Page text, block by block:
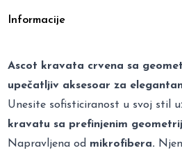
Informacije
Ascot kravata crvena sa
upečatljiv aksesoar za
Unesite sofisticiranost u svoj stil
kravatu sa prefinjenim
Napravljena od mikrofibera.